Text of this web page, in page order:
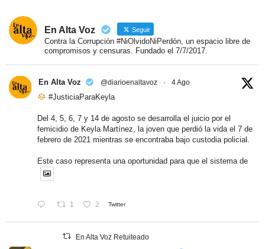
En Alta Voz Seguir
Contra la Corrupción #NiOlvidoNiPerdón, un espacio libre de
compromisos y censuras. Fundado el 7/7/2017.
En Alta Voz @diarioenaltavoz · 4 Ago
#JusticiaParaKeyla
Del 4, 5, 6, 7 y 14 de agosto se desarrolla el juicio por el
femicidio de Keyla Martínez, la joven que perdió la vida el 7 de
febrero de 2021 mientras se encontraba bajo custodia policial.
Este caso representa una oportunidad para que el sistema de
1 2 Twitter
En Alta Voz Retuiteado